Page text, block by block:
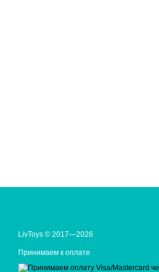
LivToys © 2017—2026
Принимаем к оплате